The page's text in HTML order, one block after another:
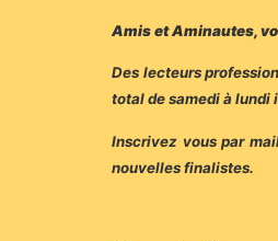
Amis et Aminautes,
Des lecteurs
total de samedi à lundi
Inscrivez vous par
nouvelles finalistes.